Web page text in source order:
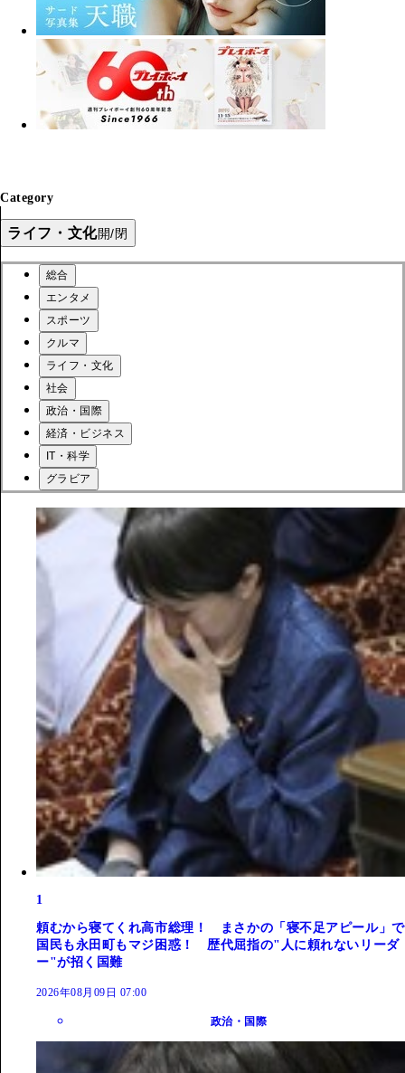
Category
ライフ・文化開/閉
総合
エンタメ
スポーツ
クルマ
ライフ・文化
社会
政治・国際
経済・ビジネス
IT・科学
グラビア
1
頼むから寝てくれ高市総理！ まさかの「寝不足アピール」で
国民も永田町もマジ困惑！ 歴代屈指の"人に頼れないリーダ
ー"が招く国難
2026年08月09日 07:00
政治・国際